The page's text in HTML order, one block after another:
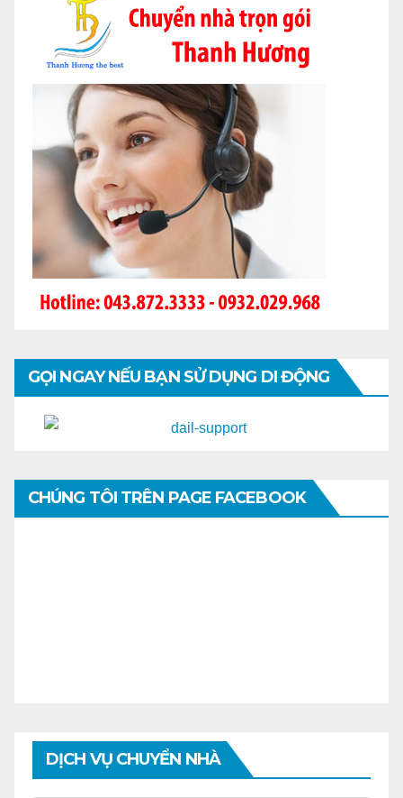
GỌI NGAY NẾU BẠN SỬ DỤNG DI ĐỘNG
CHÚNG TÔI TRÊN PAGE FACEBOOK
DỊCH VỤ CHUYỂN NHÀ